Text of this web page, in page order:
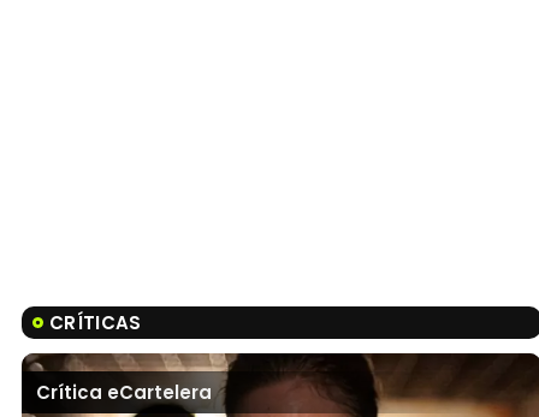
CRÍTICAS
Crítica eCartelera